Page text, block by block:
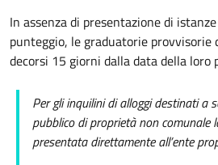
In assenza di presentazione di
punteggio, le graduatorie
decorsi 15 giorni dalla data della loro
Per gli inquilini di alloggi destinati a
pubblico di proprietà non comunale
presentata direttamente all’ente